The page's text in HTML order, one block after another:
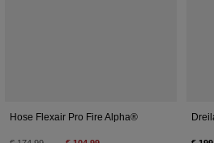
Hose Flexair Pro Fire Alpha®